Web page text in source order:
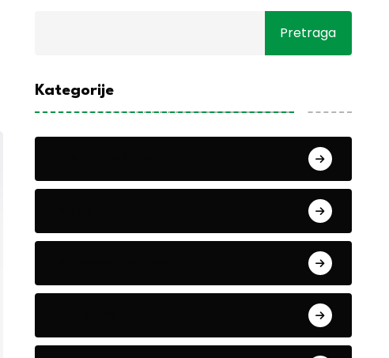
Pretraga
Kategorije